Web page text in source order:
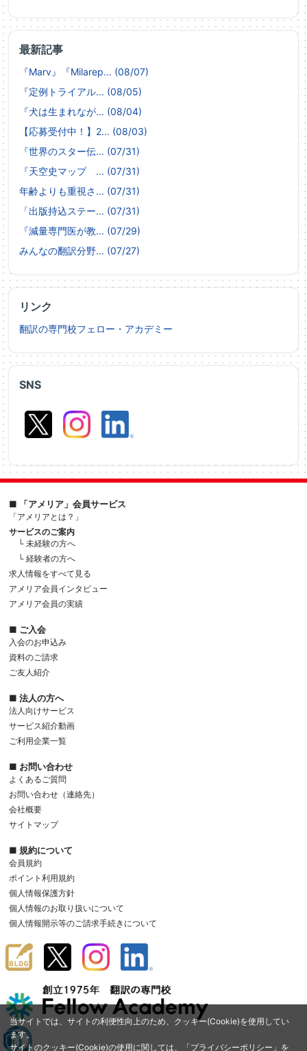
当サイトでは、サイトの利便性向上のため、クッキー(Cookie)を使用してい
ます。
サイトのクッキー(Cookie)の使用に関しては、「プライバシーポリシー 」を
SNS
最新記事
『Marv』『Milarep... (08/07)
『定例トライアル... (08/05)
『犬は生まれなが... (08/04)
【応募受付中！】2... (08/03)
『世界のスター伝... (07/31)
『天空史マップ ... (07/31)
年齢よりも重視さ... (07/31)
「出版持込ステー... (07/31)
『減量専門医が教... (07/29)
みんなの翻訳分野... (07/27)
リンク
翻訳の専門校フェロー・アカデミー
■ 「アメリア」会員サービス
「アメリアとは？」
サービスのご案内
└ 未経験の方へ
└ 経験者の方へ
求人情報をすべて見る
アメリア会員インタビュー
アメリア会員の実績
■ ご入会
入会のお申込み
資料のご請求
ご友人紹介
■ 法人の方へ
法人向けサービス
サービス紹介動画
ご利用企業一覧
■ お問い合わせ
よくあるご質問
お問い合わせ（連絡先）
会社概要
サイトマップ
■ 規約について
会員規約
ポイント利用規約
個人情報保護方針
個人情報のお取り扱いについて
個人情報開示等のご請求手続きについて